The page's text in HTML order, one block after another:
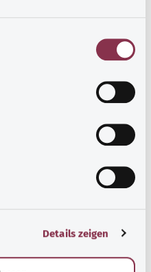
Details zeigen
Gesundheitsthemen.